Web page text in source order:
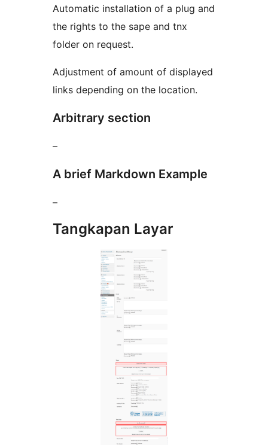
Automatic installation of a plug and
the rights to the sape and tnx
folder on request.
Adjustment of amount of displayed
links depending on the location.
Arbitrary section
–
A brief Markdown Example
–
Tangkapan Layar